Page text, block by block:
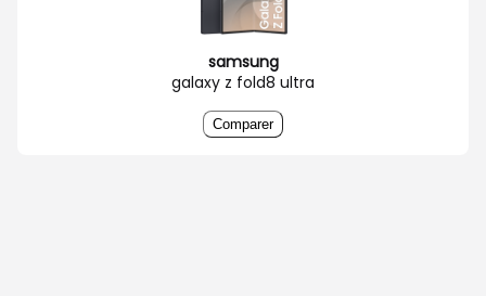
samsung
galaxy z fold8 ultra
Comparer